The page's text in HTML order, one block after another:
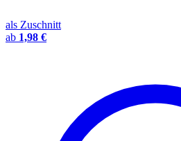
als Zuschnitt
ab 1,98 €